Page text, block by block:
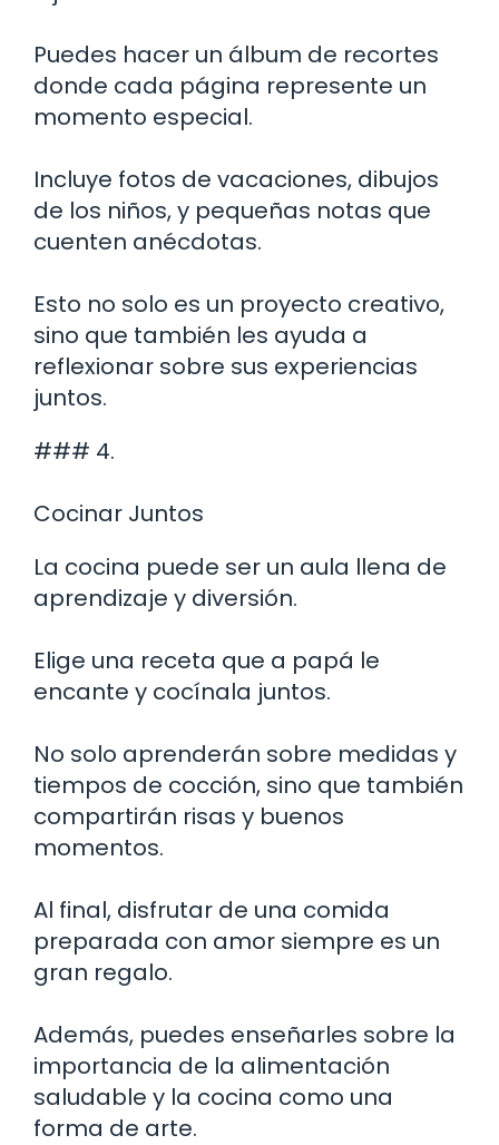
Puedes hacer un álbum de recortes
donde cada página represente un
momento especial.
Incluye fotos de vacaciones, dibujos
de los niños, y pequeñas notas que
cuenten anécdotas.
Esto no solo es un proyecto creativo,
sino que también les ayuda a
reflexionar sobre sus experiencias
juntos.
### 4.
Cocinar Juntos
La cocina puede ser un aula llena de
aprendizaje y diversión.
Elige una receta que a papá le
encante y cocínala juntos.
No solo aprenderán sobre medidas y
tiempos de cocción, sino que también
compartirán risas y buenos
momentos.
Al final, disfrutar de una comida
preparada con amor siempre es un
gran regalo.
Además, puedes enseñarles sobre la
importancia de la alimentación
saludable y la cocina como una
forma de arte.